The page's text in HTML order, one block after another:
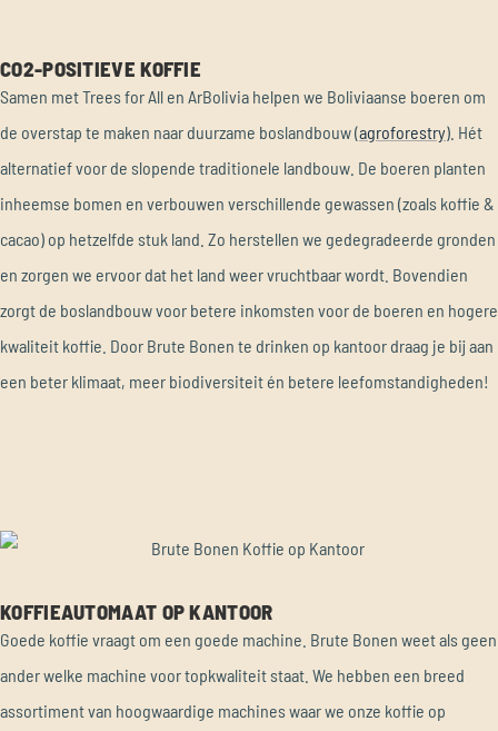
CO2-POSITIEVE KOFFIE
Samen met Trees for All en ArBolivia helpen we Boliviaanse boeren om
de overstap te maken naar duurzame boslandbouw (agroforestry). Hét
alternatief voor de slopende traditionele landbouw. De boeren planten
inheemse bomen en verbouwen verschillende gewassen (zoals koffie &
cacao) op hetzelfde stuk land. Zo herstellen we gedegradeerde gronden
en zorgen we ervoor dat het land weer vruchtbaar wordt. Bovendien
zorgt de boslandbouw voor betere inkomsten voor de boeren en hogere
kwaliteit koffie. Door Brute Bonen te drinken op kantoor draag je bij aan
een beter klimaat, meer biodiversiteit én betere leefomstandigheden!
KOFFIEAUTOMAAT OP KANTOOR
Goede koffie vraagt om een goede machine. Brute Bonen weet als geen
ander welke machine voor topkwaliteit staat. We hebben een breed
assortiment van hoogwaardige machines waar we onze koffie op